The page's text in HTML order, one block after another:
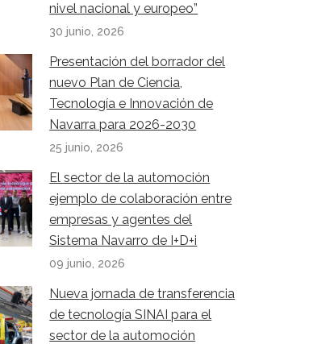
nivel nacional y europeo”
30 junio, 2026
Presentación del borrador del
nuevo Plan de Ciencia,
Tecnología e Innovación de
Navarra para 2026-2030
25 junio, 2026
El sector de la automoción
ejemplo de colaboración entre
empresas y agentes del
Sistema Navarro de I+D+i
09 junio, 2026
Nueva jornada de transferencia
de tecnología SINAI para el
sector de la automoción